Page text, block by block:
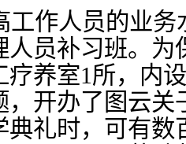
工作人员的业
人员补习班。
疗养室1所，内
，开办了图云
典礼时，可有